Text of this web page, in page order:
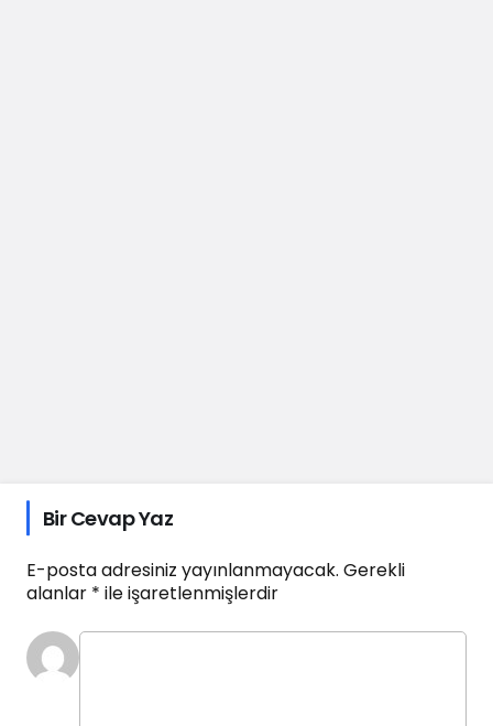
Bir Cevap Yaz
E-posta adresiniz yayınlanmayacak. Gerekli
alanlar * ile işaretlenmişlerdir